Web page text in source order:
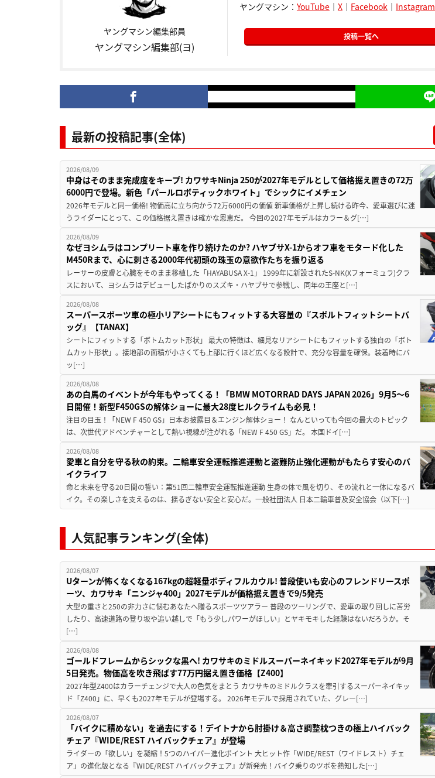
ヤングマシン編集部員
ヤングマシン編集部(ヨ)
ヤングマシン： YouTube｜ X｜ Facebook｜ Instagram
投稿一覧へ
最新の投稿記事(全体)
2026/08/09
中身はそのまま完成度をキープ! カワサキNinja 250が2027年モデルとして価格据え置きの72万
6000円で登場。新色「パールロボティックホワイト」でシックにイメチェン
2026年モデルと同一価格! 物価高に立ち向かう72万6000円の価値 新車価格が上昇し続ける昨今、愛車選びに迷
うライダーにとって、この価格据え置きは確かな恩恵だ。 今回の2027年モデルはカラー＆グ[…]
2026/08/09
なぜヨシムラはコンプリート車を作り続けたのか? ハヤブサX-1からオフ車をモタード化した
M450Rまで、心に刺さる2000年代初頭の珠玉の意欲作たちを振り返る
レーサーの皮膚と心臓をそのまま移植した「HAYABUSA X-1」 1999年に新設されたS-NK(Xフォーミュラ)クラ
スにおいて、ヨシムラはデビューしたばかりのスズキ・ハヤブサで参戦し、同年の王座と[…]
2026/08/08
スーパースポーツ車の極小リアシートにもフィットする大容量の『スポルトフィットシートバ
ッグ』【TANAX】
シートにフィットする「ボトムカット形状」 最大の特徴は、細見なリアシートにもフィットする独自の「ボト
ムカット形状」。接地部の面積が小さくても上部に行くほど広くなる設計で、充分な容量を確保。装着時にバ
ッ[…]
2026/08/08
あの白馬のイベントが今年もやってくる！「BMW MOTORRAD DAYS JAPAN 2026」9月5〜6
日開催！新型F450GSの解体ショーに最大28度ヒルクライムも必見！
注目の目玉！「NEW F 450 GS」日本お披露目＆エンジン解体ショー！ なんといっても今回の最大のトピック
は、次世代アドベンチャーとして熱い視線が注がれる「NEW F 450 GS」だ。 本国ドイ[…]
2026/08/08
愛車と自分を守る秋の約束。二輪車安全運転推進運動と盗難防止強化運動がもたらす安心のバ
イクライフ
命と未来を守る20日間の誓い：第51回二輪車安全運転推進運動 生身の体で風を切り、その流れと一体になるバ
イク。その楽しさを支えるのは、揺るぎない安全と安心だ。一般社団法人 日本二輪車普及安全協会（以下[…]
人気記事ランキング(全体)
2026/08/07
Uターンが怖くなくなる167kgの超軽量ボディフルカウル! 普段使いも安心のフレンドリースポ
ーツ、カワサキ「ニンジャ400」2027モデルが価格据え置きで9/5発売
大型の重さと250の非力さに悩むあなたへ贈るスポーツツアラー 普段のツーリングで、愛車の取り回しに苦労
したり、高速道路の登り坂や追い越しで「もう少しパワーがほしい」とヤキモキした経験はないだろうか。そ
[…]
2026/08/08
ゴールドフレームからシックな黒へ! カワサキのミドルスーパーネイキッド2027年モデルが9月
5日発売。物価高を吹き飛ばす77万円据え置き価格【Z400】
2027年型Z400はカラーチェンジで大人の色気をまとう カワサキのミドルクラスを牽引するスーパーネイキッ
ド「Z400」に、早くも2027年モデルが登場する。 2026年モデルで採用されていた、グレー[…]
2026/08/07
「バイクに積めない」を過去にする！デイトナから肘掛け＆高さ調整枕つきの極上ハイバック
チェア『WIDE/REST ハイバックチェア』が登場
ライダーの「欲しい」を凝縮！5つのハイパー進化ポイント 大ヒット作「WIDE/REST（ワイドレスト）チェ
ア」の進化版となる『WIDE/REST ハイバックチェア』が新発売！バイク乗りのツボを熟知した[…]